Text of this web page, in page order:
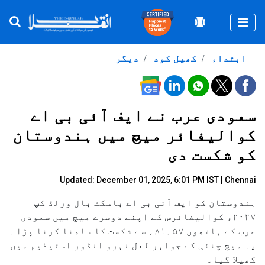
دیگر کھیل کود ابتداء
سعودی عرب نے ایف آئی بی اے
کوالیفائر میچ میں ہندوستان
کو شکست دی
Updated: December 01, 2025, 6:01 PM IST | Chennai
ہندوستان کو ایف آئی بی اے باسکٹ بال ورلڈ کپ
۲۰۲۷ء کوالیفائرس کے اپنے دوسرے میچ میں سعودی
عرب کے ہاتھوں ۵۷۔۸۱؍ سے شکست کا سامنا کرنا پڑا۔
یہ میچ چنئی کے جواہر لعل نہرو انڈور اسٹیڈیم میں
کھیلا گیا۔